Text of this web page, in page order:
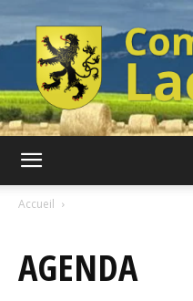
Accueil
AGENDA